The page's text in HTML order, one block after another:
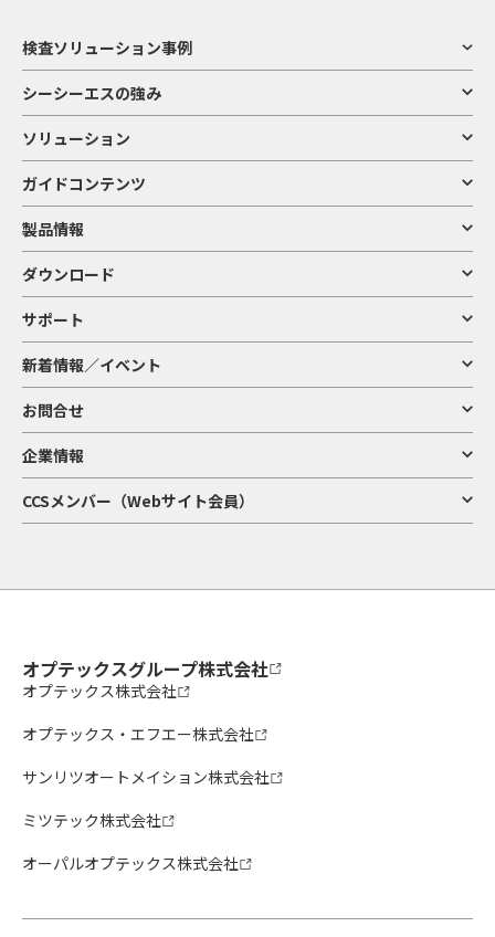
検査ソリューション事例
シーシーエスの強み
ソリューション
ガイドコンテンツ
製品情報
ダウンロード
サポート
新着情報／イベント
お問合せ
企業情報
CCSメンバー（Webサイト会員）
オプテックスグループ株式会社
オプテックス株式会社
オプテックス・エフエー株式会社
サンリツオートメイション株式会社
ミツテック株式会社
オーパルオプテックス株式会社